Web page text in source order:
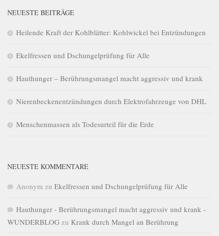
NEUESTE BEITRÄGE
Heilende Kraft der Kohlblätter: Kohlwickel bei Entzündungen
Ekelfressen und Dschungelprüfung für Alle
Hauthunger – Berührungsmangel macht aggressiv und krank
Nierenbeckenentzündungen durch Elektrofahrzeuge von DHL
Menschenmassen als Todesurteil für die Erde
NEUESTE KOMMENTARE
Anonym zu Ekelfressen und Dschungelprüfung für Alle
Hauthunger - Berührungsmangel macht aggressiv und krank -
WUNDERBLOG zu Krank durch Mangel an Berührung